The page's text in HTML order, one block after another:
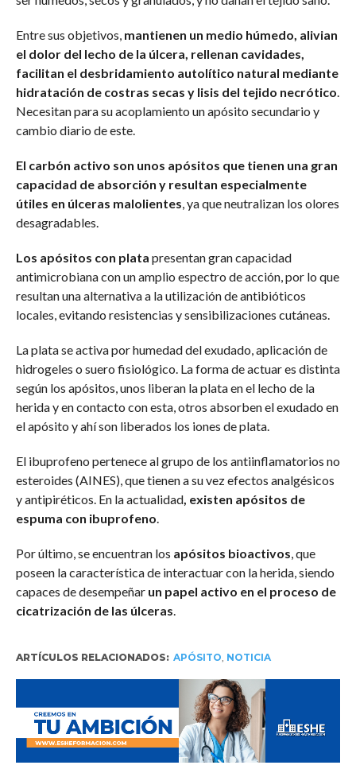
Entre sus objetivos, mantienen un medio húmedo, alivian
el dolor del lecho de la úlcera, rellenan cavidades,
facilitan el desbridamiento autolítico natural mediante
hidratación de costras secas y lisis del tejido necrótico
Necesitan para su acoplamiento un apósito secundario y
cambio diario de este.
El carbón activo son unos apósitos que tienen una gran
capacidad de absorción y resultan especialmente
útiles en úlceras malolientes , ya que neutralizan los olores
desagradables.
Los apósitos con plata presentan gran capacidad
antimicrobiana con un amplio espectro de acción, por lo que
resultan una alternativa a la utilización de antibióticos
locales, evitando resistencias y sensibilizaciones cutáneas.
La plata se activa por humedad del exudado, aplicación de
hidrogeles o suero fisiológico. La forma de actuar es distinta
según los apósitos, unos liberan la plata en el lecho de la
herida y en contacto con esta, otros absorben el exudado en
el apósito y ahí son liberados los iones de plata.
El ibuprofeno pertenece al grupo de los antiinflamatorios no
esteroides (AINES), que tienen a su vez efectos analgésicos
y antipiréticos. En la actualidad, existen apósitos de
espuma con ibuprofeno
Por último, se encuentran los apósitos bioactivos , que
poseen la característica de interactuar con la herida, siendo
capaces de desempeñar un papel activo en el proceso de
cicatrización de las úlceras
ARTÍCULOS RELACIONADOS: APÓSITO NOTICIA